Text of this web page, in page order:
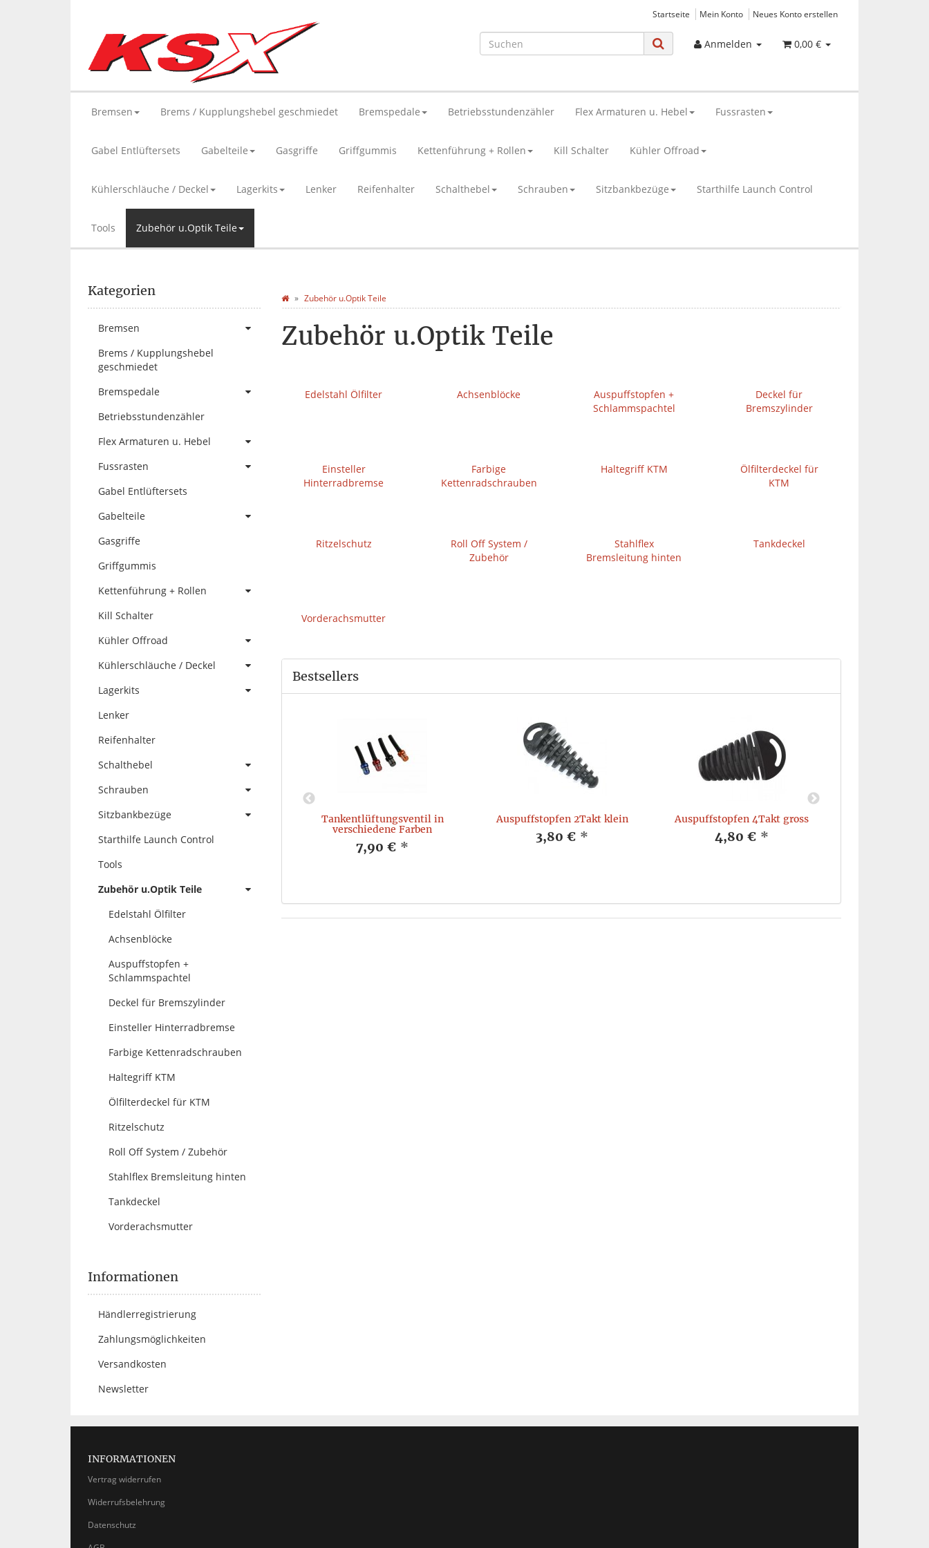
Startseite Mein Konto Neues Konto erstellen
Anmelden 0,00 €
Bremsen Brems / Kupplungshebel geschmiedet Bremspedale Betriebsstundenzähler Flex Armaturen u. Hebel Fussrasten
Gabel Entlüftersets Gabelteile Gasgriffe Griffgummis Kettenführung + Rollen Kill Schalter Kühler Offroad
Kühlerschläuche / Deckel Lagerkits Lenker Reifenhalter Schalthebel Schrauben Sitzbankbezüge Starthilfe Launch Control
Tools Zubehör u.Optik Teile
Zubehör u.Optik Teile
Zubehör u.Optik Teile
Edelstahl Ölfilter Achsenblöcke
Auspuffstopfen +
Schlammspachtel
Deckel für
Bremszylinder
Einsteller
Hinterradbremse
Farbige
Kettenradschrauben
Haltegriff KTM
Ölfilterdeckel für
KTM
Ritzelschutz
Roll Off System /
Zubehör
Stahlflex
Bremsleitung hinten
Tankdeckel
Vorderachsmutter
Bestsellers
Kettenradschrauben
7,95 €
Tankentlüftungsventil in
verschiedene Farben
7,90 € *
Auspuffstopfen 2Takt klein
3,80 € *
Auspuffstopfen 4Takt gross
4,80 € *
Kategorien
Bremsen
Brems / Kupplungshebel
geschmiedet
Bremspedale
Betriebsstundenzähler
Flex Armaturen u. Hebel
Fussrasten
Gabel Entlüftersets
Gabelteile
Gasgriffe
Griffgummis
Kettenführung + Rollen
Kill Schalter
Kühler Offroad
Kühlerschläuche / Deckel
Lagerkits
Lenker
Reifenhalter
Schalthebel
Schrauben
Sitzbankbezüge
Starthilfe Launch Control
Tools
Zubehör u.Optik Teile
Edelstahl Ölfilter
Achsenblöcke
Auspuffstopfen +
Schlammspachtel
Deckel für Bremszylinder
Einsteller Hinterradbremse
Farbige Kettenradschrauben
Haltegriff KTM
Ölfilterdeckel für KTM
Ritzelschutz
Roll Off System / Zubehör
Stahlflex Bremsleitung hinten
Tankdeckel
Vorderachsmutter
Informationen
Händlerregistrierung
Zahlungsmöglichkeiten
Versandkosten
Newsletter
INFORMATIONEN
Vertrag widerrufen
Widerrufsbelehrung
Datenschutz